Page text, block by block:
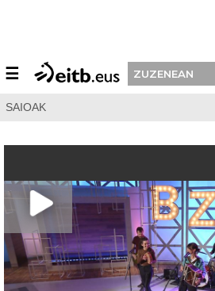
☰ ZUZENEAN
SAIOAK